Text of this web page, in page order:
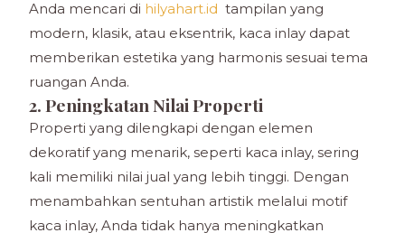
Anda mencari di hilyahart.id tampilan yang
modern, klasik, atau eksentrik, kaca inlay dapat
memberikan estetika yang harmonis sesuai tema
ruangan Anda.
2. Peningkatan Nilai Properti
Properti yang dilengkapi dengan elemen
dekoratif yang menarik, seperti kaca inlay, sering
kali memiliki nilai jual yang lebih tinggi. Dengan
menambahkan sentuhan artistik melalui motif
kaca inlay, Anda tidak hanya meningkatkan